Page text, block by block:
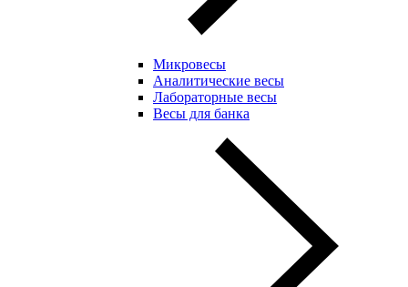
Микровесы
Аналитические весы
Лабораторные весы
Весы для банка